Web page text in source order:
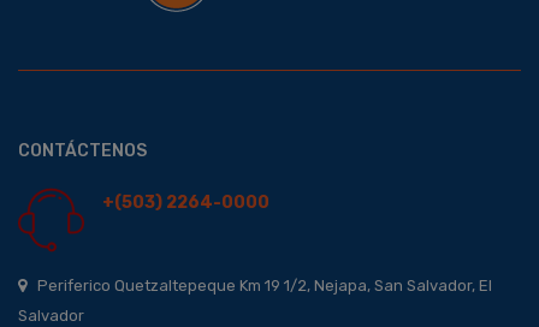
CONTÁCTENOS
+(503) 2264-0000
Periferico Quetzaltepeque Km 19 1/2, Nejapa, San Salvador, El
Salvador